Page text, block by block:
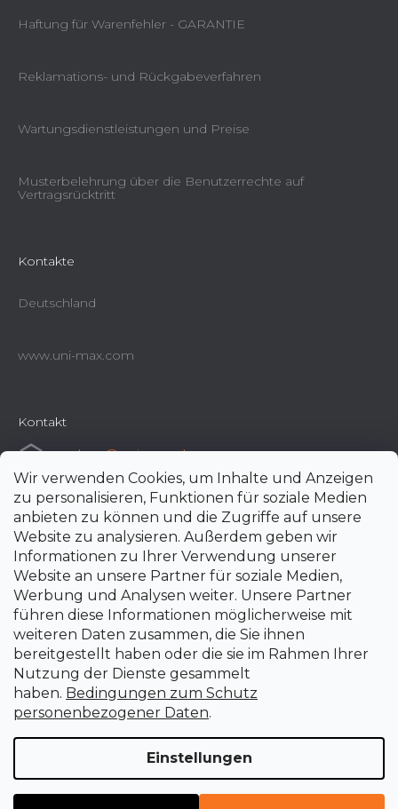
Wir verwenden Cookies, um Inhalte und Anzeigen
zu personalisieren, Funktionen für soziale Medien
anbieten zu können und die Zugriffe auf unsere
Website zu analysieren. Außerdem geben wir
Informationen zu Ihrer Verwendung unserer
Website an unsere Partner für soziale Medien,
Werbung und Analysen weiter. Unsere Partner
führen diese Informationen möglicherweise mit
weiteren Daten zusammen, die Sie ihnen
bereitgestellt haben oder die sie im Rahmen Ihrer
Nutzung der Dienste gesammelt
haben. Bedingungen zum Schutz
personenbezogener Daten.
Einstellungen
Haftung für Warenfehler - GARANTIE
Reklamations- und Rückgabeverfahren
Wartungsdienstleistungen und Preise
Musterbelehrung über die Benutzerrechte auf
Vertragsrücktritt
Kontakte
Deutschland
www.uni-max.com
Kontakt
e-shop@uni-max.de
+420 266 190 190
Erstellt von Shoptet Premium